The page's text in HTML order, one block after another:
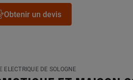
Obtenir un devis
ELECTRIQUE DE SOLOGNE